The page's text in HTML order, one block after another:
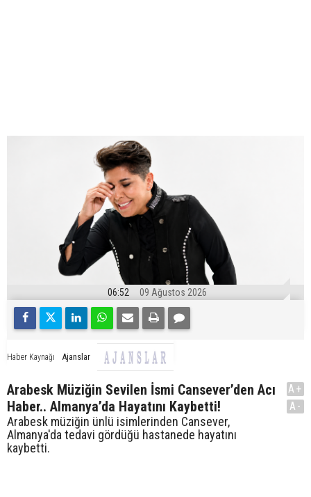
06:52 09 Ağustos 2026
Haber Kaynağı Ajanslar
Arabesk Müziğin Sevilen İsmi Cansever’den Acı
Haber.. Almanya’da Hayatını Kaybetti!
Arabesk müziğin ünlü isimlerinden Cansever,
Almanya'da tedavi gördüğü hastanede hayatını
kaybetti.
A+
A-